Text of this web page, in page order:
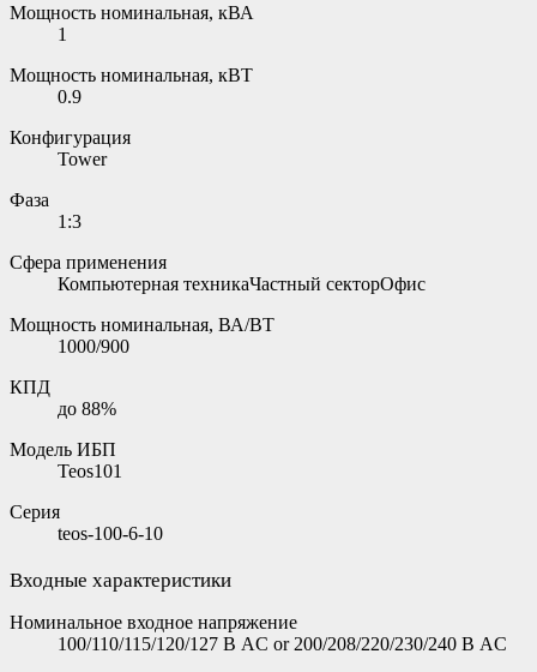
Мощность номинальная, кВА
1
Мощность номинальная, кВТ
0.9
Конфигурация
Tower
Фаза
1:3
Сфера применения
Компьютерная техникаЧастный секторОфис
Мощность номинальная, ВА/ВТ
1000/900
КПД
до 88%
Модель ИБП
Teos101
Серия
teos-100-6-10
Входные характеристики
Номинальное входное напряжение
100/110/115/120/127 В AC or 200/208/220/230/240 В AC